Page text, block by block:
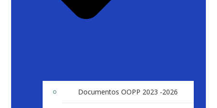
Documentos OOPP 2023 -2026